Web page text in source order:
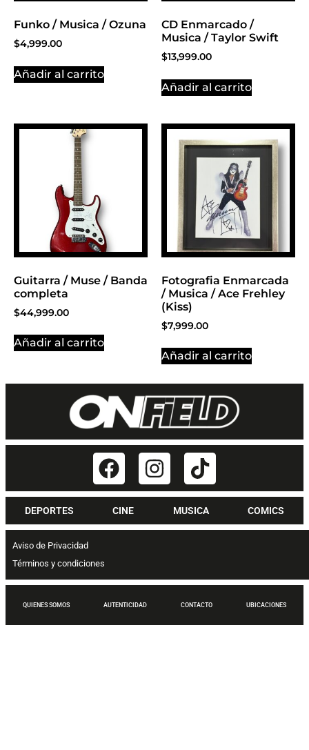
Funko / Musica / Ozuna
$4,999.00
Añadir al carrito
CD Enmarcado /
Musica / Taylor Swift
$13,999.00
Añadir al carrito
Guitarra / Muse / Banda
completa
$44,999.00
Añadir al carrito
Fotografia Enmarcada
/ Musica / Ace Frehley
(Kiss)
$7,999.00
Añadir al carrito
DEPORTES CINE MUSICA COMICS
Aviso de Privacidad
Términos y condiciones
QUIENES SOMOS AUTENTICIDAD CONTACTO UBICACIONES